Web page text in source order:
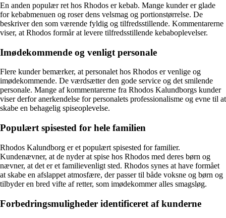
En anden populær ret hos Rhodos er kebab. Mange kunder er glade
for kebabmenuen og roser dens velsmag og portionstørrelse. De
beskriver den som værende fyldig og tilfredsstillende. Kommentarerne
viser, at Rhodos formår at levere tilfredsstillende kebaboplevelser.
Imødekommende og venligt personale
Flere kunder bemærker, at personalet hos Rhodos er venlige og
imødekommende. De værdsætter den gode service og det smilende
personale. Mange af kommentarerne fra Rhodos Kalundborgs kunder
viser derfor anerkendelse for personalets professionalisme og evne til at
skabe en behagelig spiseoplevelse.
Populært spisested for hele familien
Rhodos Kalundborg er et populært spisested for familier.
Kundenævner, at de nyder at spise hos Rhodos med deres børn og
nævner, at det er et familievenligt sted. Rhodos synes at have formået
at skabe en afslappet atmosfære, der passer til både voksne og børn og
tilbyder en bred vifte af retter, som imødekommer alles smagsløg.
Forbedringsmuligheder identificeret af kunderne